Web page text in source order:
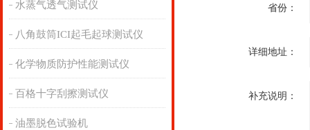
水蒸气透气测试仪
八角鼓筒ICI起毛起球测试仪
化学物质防护性能测试仪
百格十字刮擦测试仪
油墨脱色试验机
省份：
详细地址：
补充说明：